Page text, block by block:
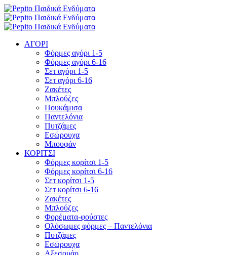
ΑΓΟΡΙ
Φόρμες αγόρι 1-5
Φόρμες αγόρι 6-16
Σετ αγόρι 1-5
Σετ αγόρι 6-16
Ζακέτες
Μπλούζες
Πουκάμισα
Παντελόνια
Πυτζάμες
Εσώρουχα
Μπουφάν
ΚΟΡΙΤΣΙ
Φόρμες κορίτσι 1-5
Φόρμες κορίτσι 6-16
Σετ κορίτσι 1-5
Σετ κορίτσι 6-16
Ζακέτες
Μπλούζες
Φορέματα-φούστες
Ολόσωμες φόρμες – Παντελόνια
Πυτζάμες
Εσώρουχα
Αξεσουάρ